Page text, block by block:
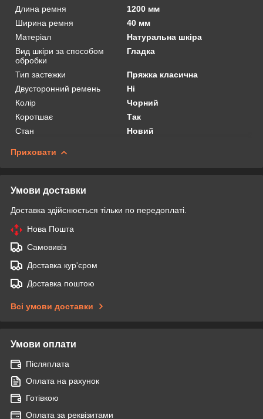
Длина ремня
1200 мм
Ширина ремня
40 мм
Матеріал
Натуральна шкіра
Вид шкіри за способом
обробки
Гладка
Тип застежки
Пряжка класична
Двусторонний ремень
Ні
Колір
Чорний
Коротшає
Так
Стан
Новий
Приховати
Умови доставки
Доставка здійснюється тільки по передоплаті.
Нова Пошта
Самовивіз
Доставка кур'єром
Доставка поштою
Всі умови доставки
Умови оплати
Післяплата
Оплата на рахунок
Готівкою
Оплата за реквізитами